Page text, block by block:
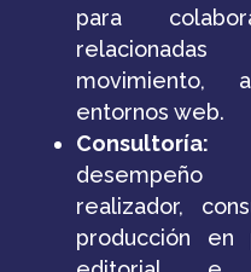
para
movimiento,
entornos web.
Consultoría:
desempeño
realizador,
producción en